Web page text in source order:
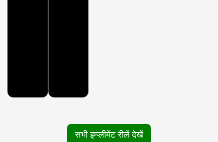
सभी इम्प्लीमेंट रीलें देखें